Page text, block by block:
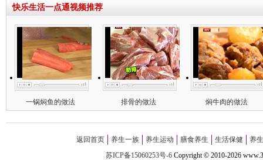
快乐生活一点通视频推荐
一锅焖鱼的做法 排骨的做法 焖牛肉的做法
返回首页 养生一族 养生运动 膳食养生 生活保健
养
苏ICP备15060253号-6Copyright©2010-2026